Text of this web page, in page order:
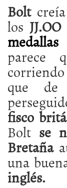
Boltcreía
los
medallas
parece
que de
fisco
Bolt se
Bretaña
una
inglés.